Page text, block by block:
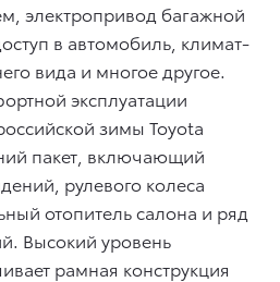
электропривод багажной
в автомобиль, климат-
вида и многое другое.
эксплуатации
зимы Toyota
пакет, включающий
рулевого колеса
отопитель салона и ряд
Высокий уровень
рамная конструкция